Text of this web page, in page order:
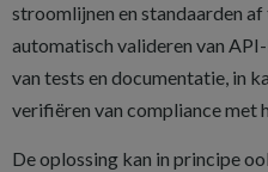
stroomlijnen en standaarden
automatisch valideren van
van tests en documentatie, in
verifiëren van compliance met
De oplossing kan in principe